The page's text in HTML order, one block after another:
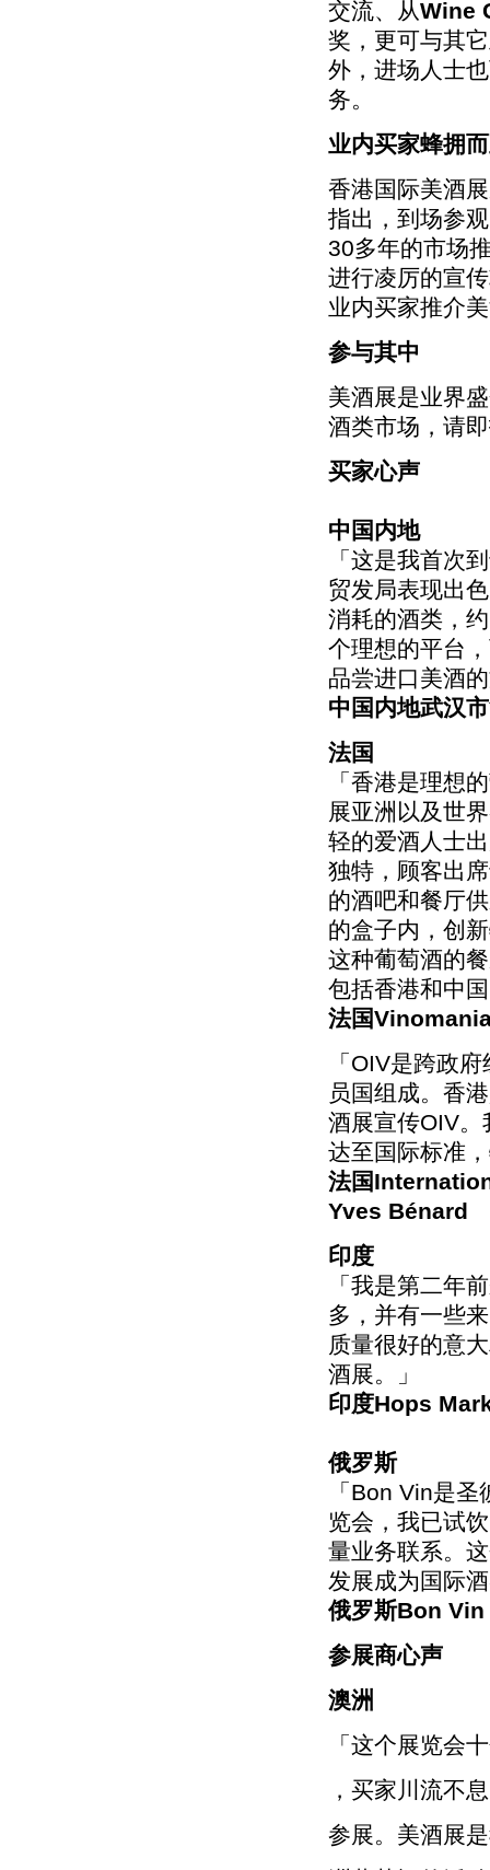
交流、从Wine
奖，更可与其
外，进场人士
务。
业内买家蜂拥
香港国际美酒
指出，到场参
30多年的市场
进行凌厉的宣
业内买家推介
参与其中
美酒展是业界
酒类市场，请
买家心声
中国内地
「这是我首次
贸发局表现出
消耗的酒类，
个理想的平台
品尝进口美酒
中国内地武汉
法国
「香港是理想
展亚洲以及世
轻的爱酒人士
独特，顾客出
的酒吧和餐厅
的盒子内，创
这种葡萄酒的
包括香港和中
法国
「OIV是跨政
员国组成。香
酒展宣传OIV。
达至国际标准
法国
Yves Bénard
印度
「我是第二年
多，并有一些
质量很好的意
酒展。」
印度Hops
俄罗斯
「Bon Vin是
览会，我已试
量业务联系。
发展成为国际
俄罗斯Bon
参展商心声
澳洲
「这个展览会
，买家川流不
参展。美酒展